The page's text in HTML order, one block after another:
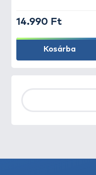
14.990 Ft
Kosárba